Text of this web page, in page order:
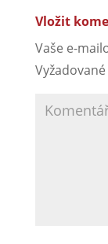
Vložit
Vaše e-